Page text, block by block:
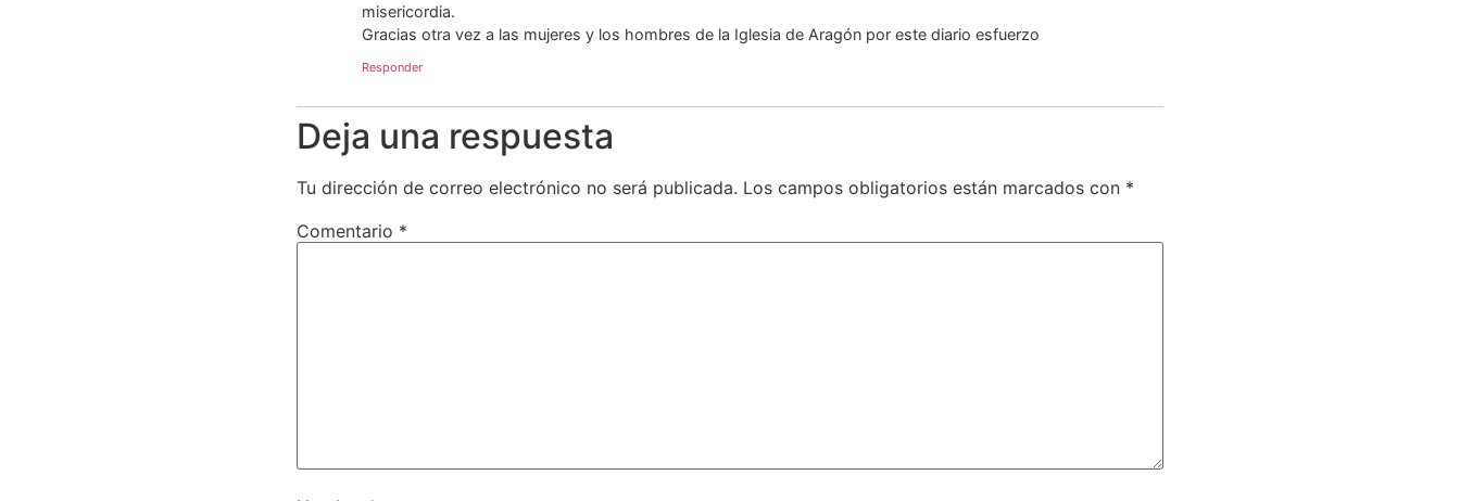
misericordia.
Gracias otra vez a las mujeres y los hombres de la Iglesia de Aragón por este diario esfuerzo
Responder
Deja una respuesta
Tu dirección de correo electrónico no será publicada. Los campos obligatorios están marcados con *
Comentario *